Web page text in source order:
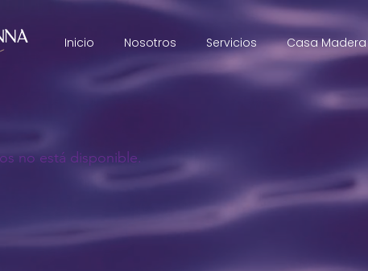
Inicio Nosotros Servicios Casa Madera
no está disponible.